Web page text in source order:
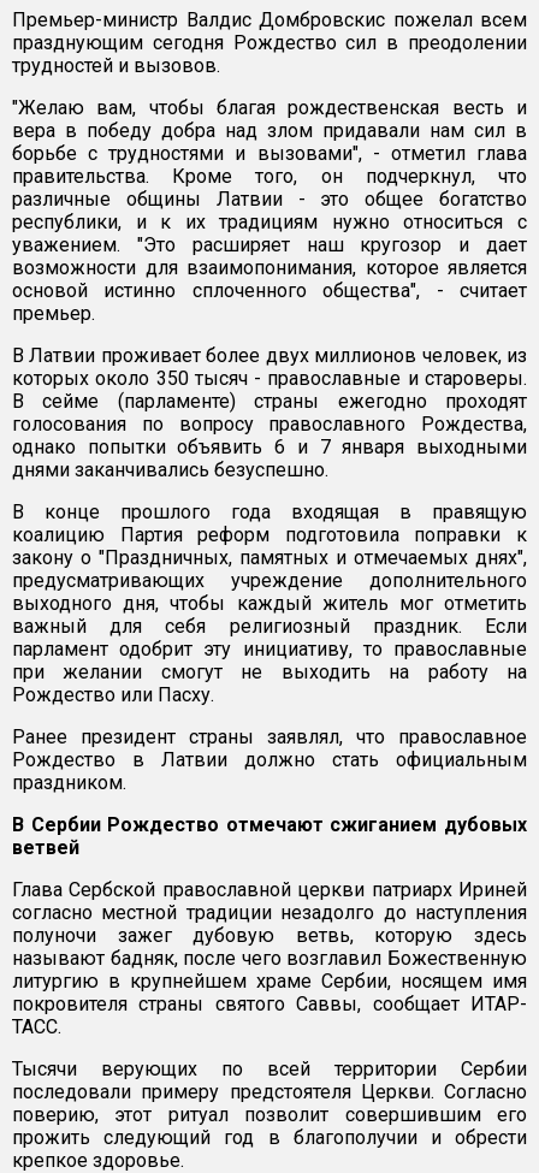
Премьер-министр Валдис Домбровскис пожелал всем
празднующим сегодня Рождество сил в преодолении
трудностей и вызовов.
"Желаю вам, чтобы благая рождественская весть и
вера в победу добра над злом придавали нам сил в
борьбе с трудностями и вызовами", - отметил глава
правительства. Кроме того, он подчеркнул, что
различные общины Латвии - это общее богатство
республики, и к их традициям нужно относиться с
уважением. "Это расширяет наш кругозор и дает
возможности для взаимопонимания, которое является
основой истинно сплоченного общества", - считает
премьер.
В Латвии проживает более двух миллионов человек, из
которых около 350 тысяч - православные и староверы.
В cейме (парламенте) страны ежегодно проходят
голосования по вопросу православного Рождества,
однако попытки объявить 6 и 7 января выходными
днями заканчивались безуспешно.
В конце прошлого года входящая в правящую
коалицию Партия реформ подготовила поправки к
закону о "Праздничных, памятных и отмечаемых днях",
предусматривающих учреждение дополнительного
выходного дня, чтобы каждый житель мог отметить
важный для себя религиозный праздник. Если
парламент одобрит эту инициативу, то православные
при желании смогут не выходить на работу на
Рождество или Пасху.
Ранее президент страны заявлял, что православное
Рождество в Латвии должно стать официальным
праздником.
В Сербии Рождество отмечают сжиганием дубовых
ветвей
Глава Сербской православной церкви патриарх Ириней
согласно местной традиции незадолго до наступления
полуночи зажег дубовую ветвь, которую здесь
называют бадняк, после чего возглавил Божественную
литургию в крупнейшем храме Сербии, носящем имя
покровителя страны святого Саввы, сообщает ИТАР-
ТАСС.
Тысячи верующих по всей территории Сербии
последовали примеру предстоятеля Церкви. Согласно
поверию, этот ритуал позволит совершившим его
прожить следующий год в благополучии и обрести
крепкое здоровье.